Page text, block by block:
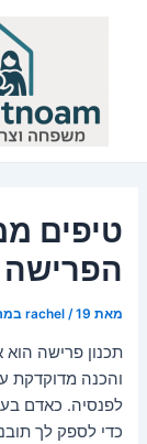
טיפים
מאת rachel /19 במרץ 2024
תכנון פרישה
והכנה מדוקדקת
לפנסיה. כאדם
כדי לספק לך